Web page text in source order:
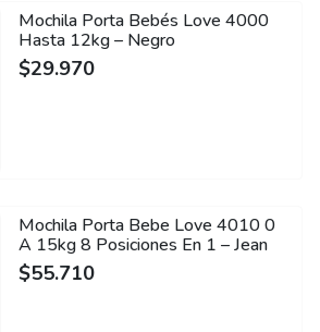
Mochila Porta Bebés Love 4000
Hasta 12kg – Negro
$29.970
Mochila Porta Bebe Love 4010 0
A 15kg 8 Posiciones En 1 – Jean
$55.710